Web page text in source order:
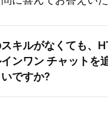
キルがなくても、
ンワン チャットを
ですか?